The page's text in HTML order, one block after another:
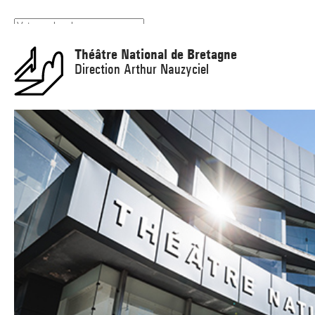
Théâtre National de Bretagne
Direction Arthur Nauzyciel